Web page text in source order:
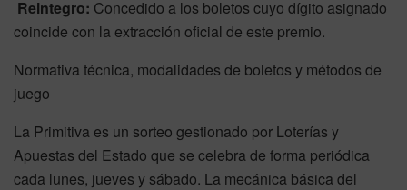
Reintegro: Concedido a los boletos cuyo dígito asignado
coincide con la extracción oficial de este premio.
Normativa técnica, modalidades de boletos y métodos de
juego
La Primitiva es un sorteo gestionado por Loterías y
Apuestas del Estado que se celebra de forma periódica
cada lunes, jueves y sábado. La mecánica básica del